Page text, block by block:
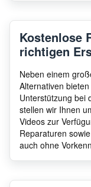
Gorenje
Gorenje
Kostenlose
richtigen
Neben einem
Alternativen
Unterstützung bei
stellen wir Ihnen
Videos zur
Reparaturen
auch ohne